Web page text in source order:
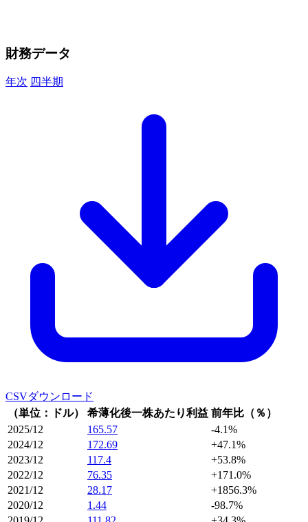
財務データ
年次 四半期
CSVダウンロード
（単位：ドル）
希薄化後一株あたり利益 前年比（％）
2025/12
165.57
-4.1%
2024/12
172.69
+47.1%
2023/12
117.4
+53.8%
2022/12
76.35
+171.0%
2021/12
28.17
+1856.3%
2020/12
1.44
-98.7%